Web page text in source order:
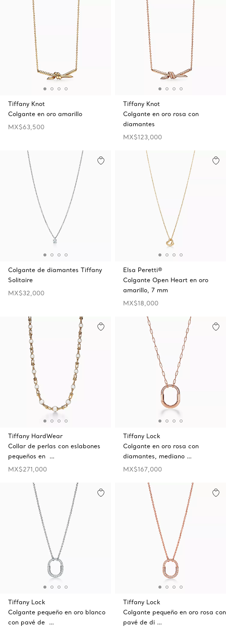
Tiffany Knot
Colgante en oro amarillo
MX$63,500
Tiffany Knot
Colgante en oro rosa con
diamantes
MX$123,000
Colgante de diamantes Tiffany
Solitaire
MX$32,000
Elsa Peretti®
Colgante Open Heart en oro
amarillo, 7 mm
MX$18,000
Tiffany HardWear
Collar de perlas con eslabones
pequeños en …
MX$271,000
Tiffany Lock
Colgante en oro rosa con
diamantes, mediano …
MX$167,000
Tiffany Lock
Colgante pequeño en oro blanco
con pavé de …
Tiffany Lock
Colgante pequeño en oro rosa con
pavé de di …